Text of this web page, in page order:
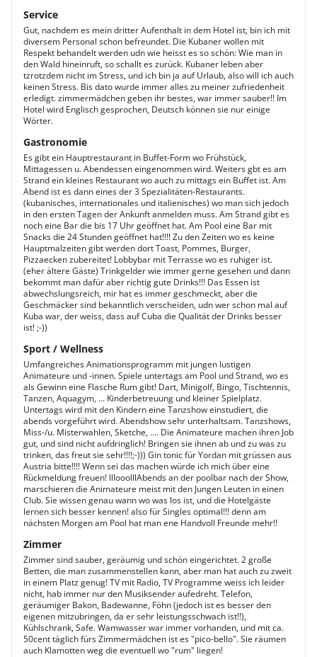
Service
Gut, nachdem es mein dritter Aufenthalt in dem Hotel ist, bin ich mit
diversem Personal schon befreundet. Die Kubaner wollen mit
Respekt behandelt werden udn wie heisst es so schön: Wie man in
den Wald hineinruft, so schallt es zurück. Kubaner leben aber
tzrotzdem nicht im Stress, und ich bin ja auf Urlaub, also will ich auch
keinen Stress. Bis dato wurde immer alles zu meiner zufriedenheit
erledigt. zimmermädchen geben ihr bestes, war immer sauber!! Im
Hotel wird Englisch gesprochen, Deutsch können sie nur einige
Wörter.
Gastronomie
Es gibt ein Hauptrestaurant in Buffet-Form wo Frühstück,
Mittagessen u. Abendessen eingenommen wird. Weiters gbt es am
Strand ein kleines Restaurant wo auch zu mittags ein Buffet ist. Am
Abend ist es dann eines der 3 Spezialitäten-Restaurants.
(kubanisches, internationales und italienisches) wo man sich jedoch
in den ersten Tagen der Ankunft anmelden muss. Am Strand gibt es
noch eine Bar die bis 17 Uhr geöffnet hat. Am Pool eine Bar mit
Snacks die 24 Stunden geöffnet hat!!!! Zu den Zeiten wo es keine
Hauptmalzeiten gibt werden dort Toast, Pommes, Burger,
Pizzaecken zubereitet! Lobbybar mit Terrasse wo es ruhiger ist.
(eher ältere Gäste) Trinkgelder wie immer gerne gesehen und dann
bekommt man dafür aber richtig gute Drinks!!! Das Essen ist
abwechslungsreich, mir hat es immer geschmeckt, aber die
Geschmäcker sind bekanntlich verscheiden, udn wer schon mal auf
Kuba war, der weiss, dass auf Cuba die Qualität der Drinks besser
ist! ;-))
Sport / Wellness
Umfangreiches Animationsprogramm mit jungen lustigen
Animateure und -innen. Spiele untertags am Pool und Strand, wo es
als Gewinn eine Flasche Rum gibt! Dart, Minigolf, Bingo, Tischtennis,
Tanzen, Aquagym, ... Kinderbetreuung und kleiner Spielplatz.
Untertags wird mit den Kindern eine Tanzshow einstudiert, die
abends vorgeführt wird. Abendshow sehr unterhaltsam. Tanzshows,
Miss-/u. Misterwahlen, Sketche, .... Die Animateure machen ihren Job
gut, und sind nicht aufdringlich! Bringen sie ihnen ab und zu was zu
trinken, das freut sie sehr!!!!;-))) Gin tonic für Yordan mit grüssen aus
Austria bitte!!!! Wenn sei das machen würde ich mich über eine
Rückmeldung freuen! lllooolllAbends an der poolbar nach der Show,
marschieren die Animateure meist mit den Jungen Leuten in einen
Club. Sie wissen genau wann wo was los ist, und die Hotelgäste
lernen sich besser kennen! also für Singles optimal!!! denn am
nächsten Morgen am Pool hat man ene Handvoll Freunde mehr!!
Zimmer
Zimmer sind sauber, geräumig und schön eingerichtet. 2 große
Betten, die man zusammenstellen kann, aber man hat auch zu zweit
in einem Platz genug! TV mit Radio, TV Programme weiss ich leider
nicht, hab immer nur den Musiksender aufedreht. Telefon,
geräumiger Bakon, Badewanne, Föhn (jedoch ist es besser den
eigenen mitzubringen, da er sehr leistungsschwach ist!!),
Kühlschrank, Safe. Wamwasser war immer vorhanden, und mit ca.
50cent täglich fürs Zimmermädchen ist es "pico-bello". Sie räumen
auch Klamotten weg die eventuell wo "rum" liegen!